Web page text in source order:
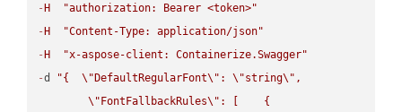
- H
"authorization: Bearer <token>"
- H
"Content-Type: application/json"
- H
"x-aspose-client: Containerize.Swagger"
-d "{ \" DefaultRegularFont\" : \"string\" ,
\" FontFallbackRules\" : [    {